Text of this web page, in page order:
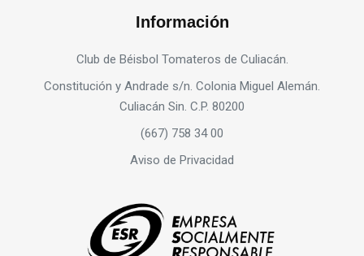
Información
Club de Béisbol Tomateros de Culiacán.
Constitución y Andrade s/n. Colonia Miguel Alemán.
Culiacán Sin. C.P. 80200
(667) 758 34 00
Aviso de Privacidad